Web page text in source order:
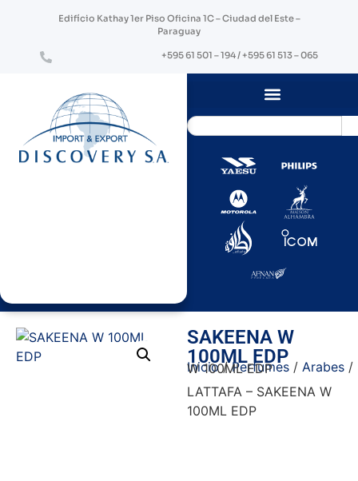
Edifício Kathay 1er Piso Oficina 1C – Ciudad del Este –
Paraguay
+595 61 501 – 194 / +595 61 513 – 065
SAKEENA W
100ML EDP
Inicio/Perfumes / Arabes
/ SAKEENA W 100ML EDP
LATTAFA – SAKEENA W
100ML EDP